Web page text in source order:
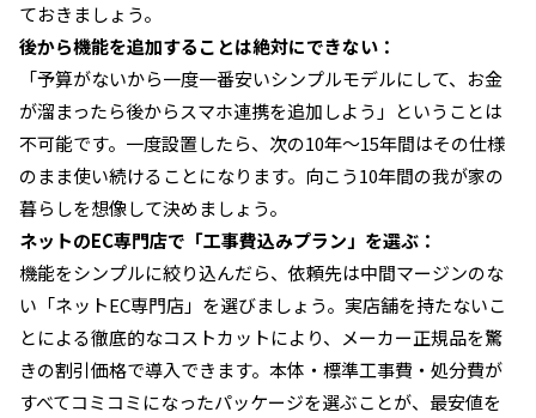
ておきましょう。
後から機能を追加することは絶対にできない：
「予算がないから一度一番安いシンプルモデルにして、お金
が溜まったら後からスマホ連携を追加しよう」ということは
不可能です。一度設置したら、次の10年〜15年間はその仕様
のまま使い続けることになります。向こう10年間の我が家の
暮らしを想像して決めましょう。
ネットのEC専門店で「工事費込みプラン」を選ぶ：
機能をシンプルに絞り込んだら、依頼先は中間マージンのな
い「ネットEC専門店」を選びましょう。実店舗を持たないこ
とによる徹底的なコストカットにより、メーカー正規品を驚
きの割引価格で導入できます。本体・標準工事費・処分費が
すべてコミコミになったパッケージを選ぶことが、最安値を